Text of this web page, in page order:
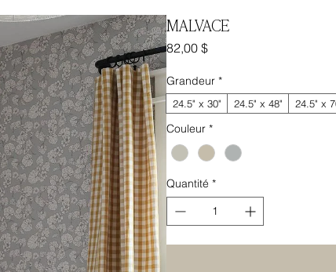
MALVACE
82,00 $Prix
Grandeur *
24.5" x 30" 24.5" x 48" 24.5" x
Couleur *
Quantité *